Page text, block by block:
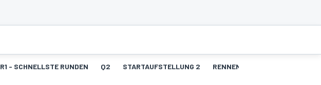
R1 - SCHNELLSTE RUNDEN Q2 STARTAUFSTELLUNG 2 RENNEN 2